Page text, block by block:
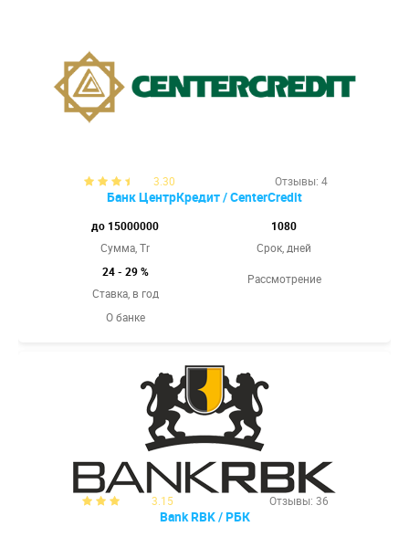
3.30 Отзывы: 4
Банк ЦентрКредит / CenterCredit
до 15000000
Сумма, Tr
1080
Срок, дней
24 - 29 %
Ставка, в год
Рассмотрение
О банке
3.15 Отзывы: 36
Bank RBK / РБК